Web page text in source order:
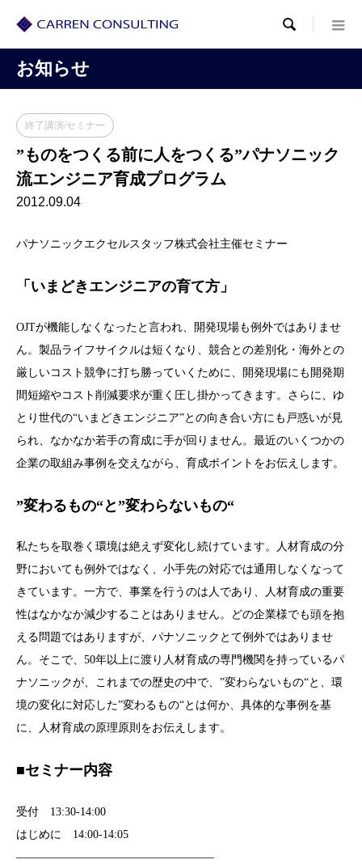

お知らせ
終了講演/セミナー
”ものをつくる前に人をつくる”パナソニック
流エンジニア育成プログラム
2012.09.04
パナソニックエクセルスタッフ株式会社主催セミナー
「いまどきエンジニアの育て方」
OJTが機能しなくなったと言われ、開発現場も例外ではありませ
ん。製品ライフサイクルは短くなり、競合との差別化・海外との
厳しいコスト競争に打ち勝っていくために、開発現場にも開発期
間短縮やコスト削減要求が重く圧し掛かってきます。さらに、ゆ
とり世代の“いまどきエンジニア”との向き合い方にも戸惑いが見
られ、なかなか若手の育成に手が回りません。最近のいくつかの
企業の取組み事例を交えながら、育成ポイントをお伝えします。
”変わるもの“と”変わらないもの“
私たちを取巻く環境は絶えず変化し続けています。人材育成の分
野においても例外ではなく、小手先の対応では通用しなくなって
きています。一方で、事業を行うのは人であり、人材育成の重要
性はなかなか減少することはありません。どの企業様でも頭を抱
える問題ではありますが、パナソニックとて例外ではありませ
ん。そこで、50年以上に渡り人材育成の専門機関を持っているパ
ナソニックが、これまでの歴史の中で、”変わらないもの“と、環
境の変化に対応した”変わるもの“とは何か、具体的な事例を基
に、人材育成の原理原則をお伝えします。
■セミナー内容
受付 13:30-14:00
はじめに 14:00-14:05
—————————————————–